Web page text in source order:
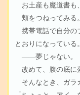
お土産も魔道書も
頬をつねってみる
携帯電話で自分の
とおりになっている
――夢じゃない。
改めて、腹の底に
そんなとき、ガラ